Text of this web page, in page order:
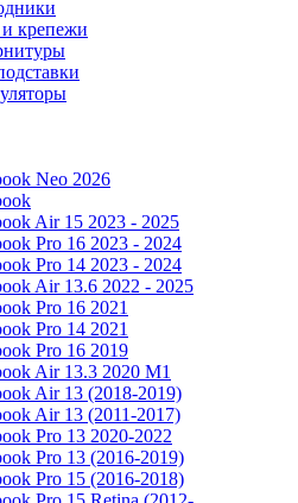
крепежи
Neo 2026
Air 15 2023 - 2025
Pro 16 2023 - 2024
Pro 14 2023 - 2024
Air 13.6 2022 - 2025
Pro 16 2021
Pro 14 2021
Pro 16 2019
Air 13.3 2020 M1
Air 13 (2018-2019)
Air 13 (2011-2017)
Pro 13 2020-2022
Pro 13 (2016-2019)
Pro 15 (2016-2018)